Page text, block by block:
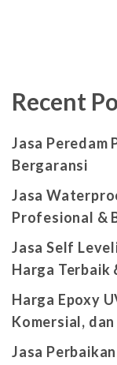
Recent
Jasa Peredam
Bergaransi
Jasa
Profesional &
Jasa Self
Harga Terbaik
Harga Epoxy
Komersial, dan
Jasa